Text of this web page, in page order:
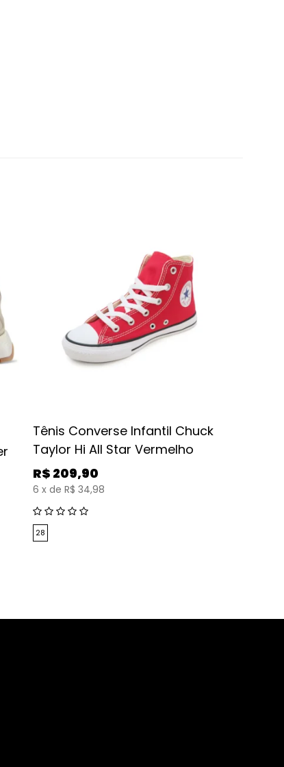
Tênis Converse Infantil Chuck
Taylor Hi All Star Vermelho
R$ 209,90
6 x de R$ 34,98
28